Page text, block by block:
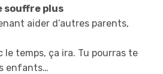
souffre plus
aider d’autres parents,
le temps, ça ira. Tu pourras te
enfants…